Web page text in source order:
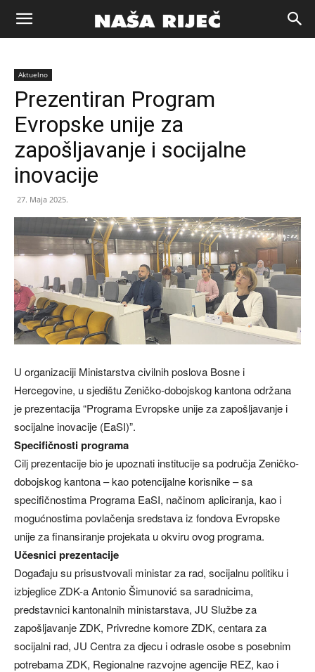
Naša
riječ
Aktuelno
Prezentiran Program
Evropske unije za
zapošljavanje i socijalne
inovacije
27. Maja 2025.
U organizaciji Ministarstva civilnih poslova Bosne i
Hercegovine, u sjedištu Zeničko-dobojskog kantona održana
je prezentacija “Programa Evropske unije za zapošljavanje i
socijalne inovacije (EaSI)”.
Specifičnosti programa
Cilj prezentacije bio je upoznati institucije sa područja Zeničko-
dobojskog kantona – kao potencijalne korisnike – sa
specifičnostima Programa EaSI, načinom apliciranja, kao i
mogućnostima povlačenja sredstava iz fondova Evropske
unije za finansiranje projekata u okviru ovog programa.
Učesnici prezentacije
Događaju su prisustvovali ministar za rad, socijalnu politiku i
izbjeglice ZDK-a Antonio Šimunović sa saradnicima,
predstavnici kantonalnih ministarstava, JU Službe za
zapošljavanje ZDK, Privredne komore ZDK, centara za
socijalni rad, JU Centra za djecu i odrasle osobe s posebnim
potrebama ZDK, Regionalne razvojne agencije REZ, kao i